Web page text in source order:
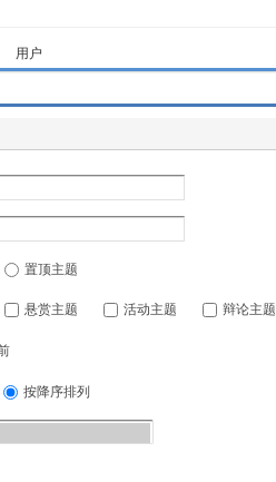
用户
置顶主题
悬赏主题 活动主题 辩论主题
按降序排列